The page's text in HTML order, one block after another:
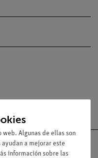
Algunas de ellas son
a mejorar este
información sobre las